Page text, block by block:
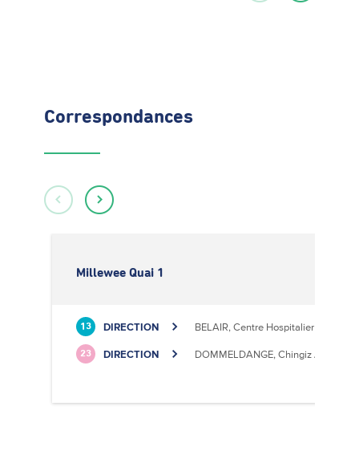
Correspondances
Millewee Quai 1
13 DIRECTION BELAIR, Centre Hospitalier
23 DIRECTION DOMMELDANGE, Chingiz Aitmatov